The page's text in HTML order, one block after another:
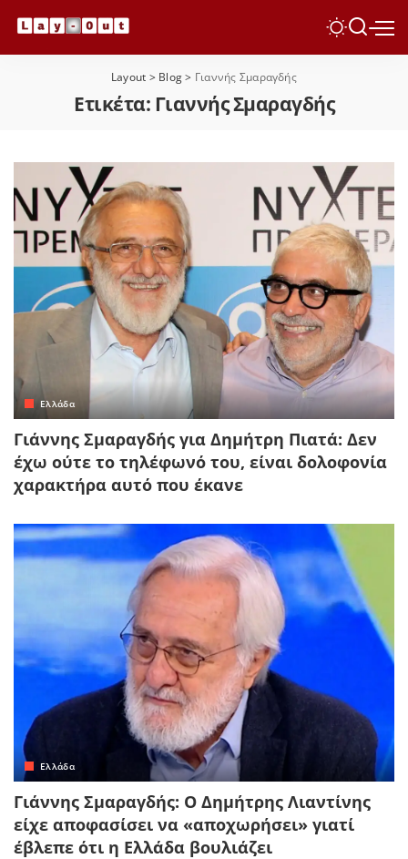
Layout > Blog> Γιαννής Σμαραγδής
Ετικέτα: Γιαννής Σμαραγδής
Ελλάδα
Γιάννης Σμαραγδής για Δημήτρη Πιατά: Δεν
έχω ούτε το τηλέφωνό του, είναι δολοφονία
χαρακτήρα αυτό που έκανε
Ελλάδα
Γιάννης Σμαραγδής: Ο Δημήτρης Λιαντίνης
είχε αποφασίσει να «αποχωρήσει» γιατί
έβλεπε ότι η Ελλάδα βουλιάζει